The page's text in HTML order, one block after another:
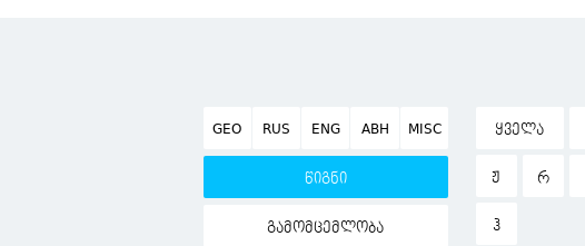
GEO RUS ENG ABH MISC
წიგნი
გამომცემლობა
ᲧᲕᲔᲚᲐ
Ჟ Რ
Ჰ